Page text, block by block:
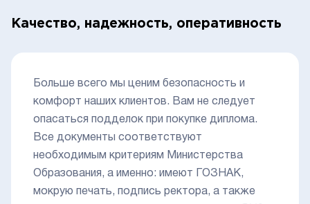
Качество, надежность, оперативность
Больше всего мы ценим безопасность и
комфорт наших клиентов. Вам не следует
опасаться подделок при покупке диплома.
Все документы соответствуют
необходимым критериям Министерства
Образования, а именно: имеют ГОЗНАК,
мокрую печать, подпись ректора, а также